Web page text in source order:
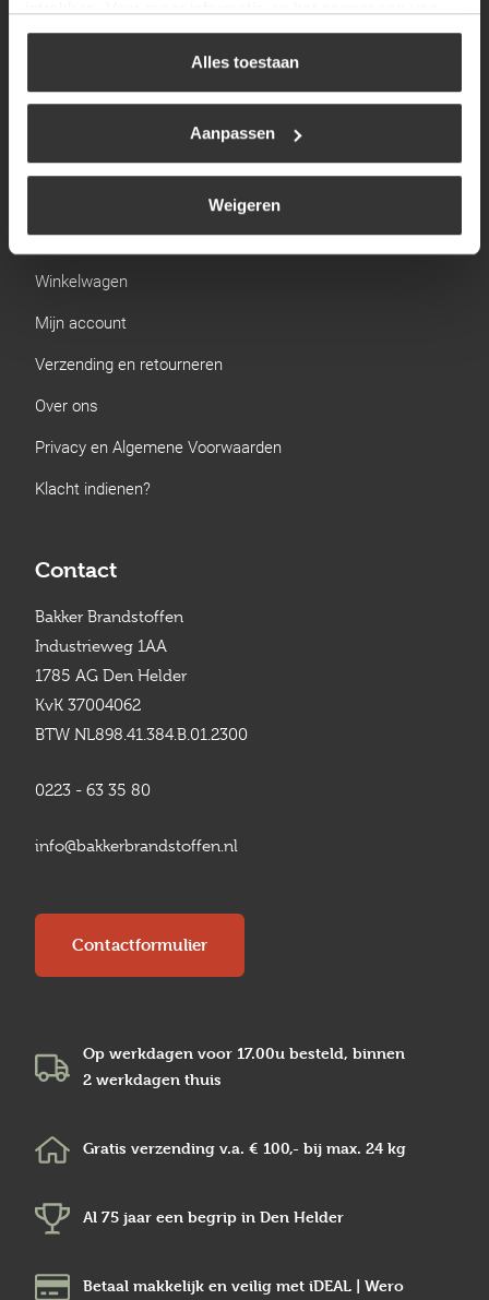
uw keuze op onze website verwijzen wij u naar ons
Alles toestaan
Aanpassen
Weigeren
Brandstoffen
Verwarming
Links
Winkelwagen
Mijn account
Verzending en retourneren
Over ons
Privacy en Algemene Voorwaarden
Klacht indienen?
Contact
Bakker Brandstoffen
Industrieweg 1AA
1785 AG Den Helder
KvK 37004062
BTW NL898.41.384.B.01.2300
0223 - 63 35 80
info@bakkerbrandstoffen.nl
Contactformulier
Op werkdagen voor 17.00u besteld, binnen
2 werkdagen thuis
Gratis verzending v.a. € 100,- bij max. 24 kg
Al 75 jaar een begrip in Den Helder
Betaal makkelijk en veilig met iDEAL | Wero